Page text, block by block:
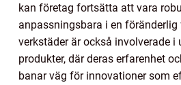
kan företag fortsätta att vara
anpassningsbara i en föränderlig
verkstäder är också involverade i
produkter, där deras erfarenhet
banar väg för innovationer som